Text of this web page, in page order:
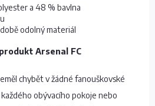
a 48 % bavlna
odolný materiál
Arsenal FC
chybět v žádné fanouškovské
každého obývacího pokoje nebo